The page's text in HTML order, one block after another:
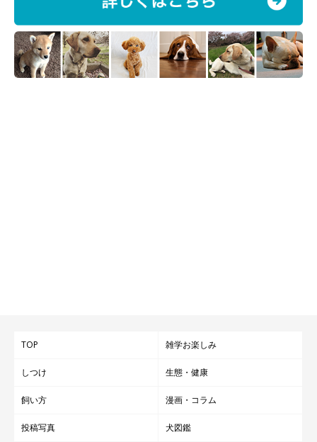
TOP 雑学お楽しみ
しつけ 生態・健康
飼い方 漫画・コラム
投稿写真 犬図鑑